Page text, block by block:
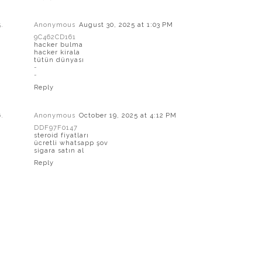
Anonymous August 30, 2025 at 1:03 PM
9C462CD161
hacker bulma
hacker kirala
tütün dünyası
-
-
Reply
Anonymous October 19, 2025 at 4:12 PM
DDF97F0147
steroid fiyatları
ücretli whatsapp şov
sigara satın al
Reply